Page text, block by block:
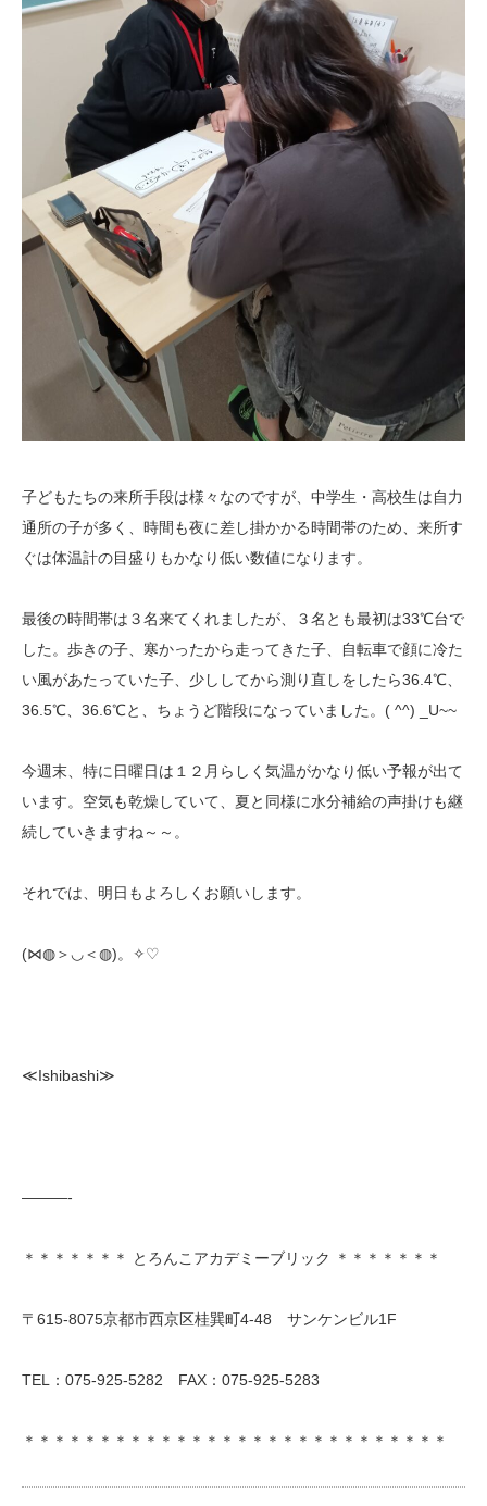
子どもたちの来所手段は様々なのですが、中学生・高校生は自力
通所の子が多く、時間も夜に差し掛かかる時間帯のため、来所す
ぐは体温計の目盛りもかなり低い数値になります。
最後の時間帯は３名来てくれましたが、３名とも最初は33℃台で
した。歩きの子、寒かったから走ってきた子、自転車で顔に冷た
い風があたっていた子、少ししてから測り直しをしたら36.4℃、
36.5℃、36.6℃と、ちょうど階段になっていました。( ^^) _U~~
今週末、特に日曜日は１２月らしく気温がかなり低い予報が出て
います。空気も乾燥していて、夏と同様に水分補給の声掛けも継
続していきますね～～。
それでは、明日もよろしくお願いします。
(⋈◍＞◡＜◍)。✧♡
≪Ishibashi≫
———-
＊＊＊＊＊＊＊ とろんこアカデミーブリック ＊＊＊＊＊＊＊
〒615-8075京都市西京区桂巽町4-48 サンケンビル1F
TEL：075-925-5282 FAX：075-925-5283
＊＊＊＊＊＊＊＊＊＊＊＊＊＊＊＊＊＊＊＊＊＊＊＊＊＊＊＊